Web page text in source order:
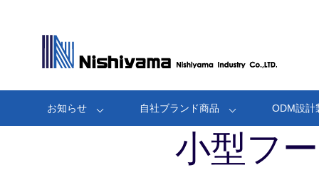
お知らせ 自社ブランド商品 ODM設計
小型フ